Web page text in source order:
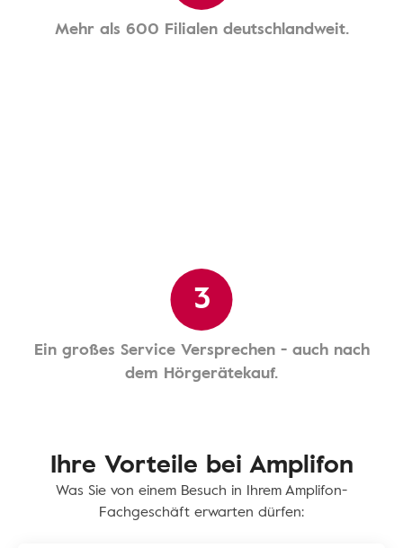
Mehr als 600 Filialen deutschlandweit.
3
Ein großes Service Versprechen - auch nach
dem Hörgerätekauf.
Ihre Vorteile bei Amplifon
Was Sie von einem Besuch in Ihrem Amplifon-
Fachgeschäft erwarten dürfen: